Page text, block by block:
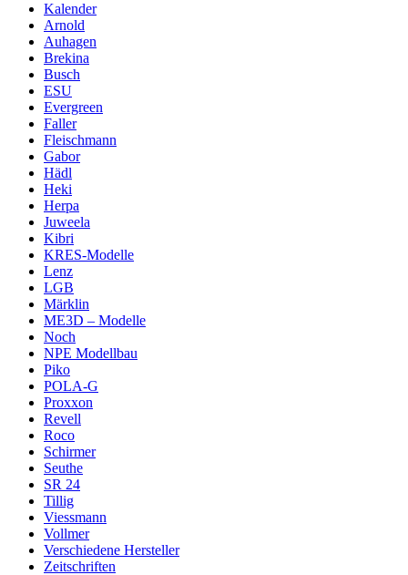
Kalender
Arnold
Auhagen
Brekina
Busch
ESU
Evergreen
Faller
Fleischmann
Gabor
Hädl
Heki
Herpa
Juweela
Kibri
KRES-Modelle
Lenz
LGB
Märklin
ME3D – Modelle
Noch
NPE Modellbau
Piko
POLA-G
Proxxon
Revell
Roco
Schirmer
Seuthe
SR 24
Tillig
Viessmann
Vollmer
Verschiedene Hersteller
Zeitschriften